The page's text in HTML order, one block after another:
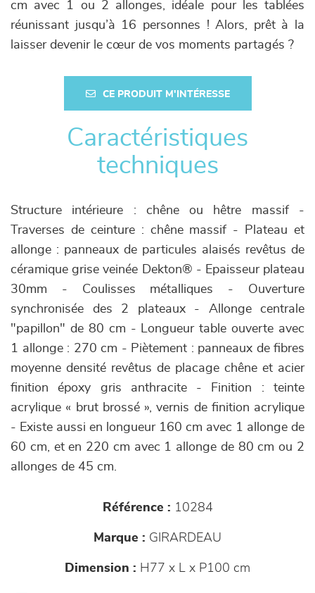
cm avec 1 ou 2 allonges, idéale pour les tablées
réunissant jusqu’à 16 personnes ! Alors, prêt à la
laisser devenir le cœur de vos moments partagés ?
CE PRODUIT M'INTÉRESSE
Caractéristiques
techniques
Structure intérieure : chêne ou hêtre massif -
Traverses de ceinture : chêne massif - Plateau et
allonge : panneaux de particules alaisés revêtus de
céramique grise veinée Dekton® - Epaisseur plateau
30mm - Coulisses métalliques - Ouverture
synchronisée des 2 plateaux - Allonge centrale
"papillon" de 80 cm - Longueur table ouverte avec
1 allonge : 270 cm - Piètement : panneaux de fibres
moyenne densité revêtus de placage chêne et acier
finition époxy gris anthracite - Finition : teinte
acrylique « brut brossé », vernis de finition acrylique
- Existe aussi en longueur 160 cm avec 1 allonge de
60 cm, et en 220 cm avec 1 allonge de 80 cm ou 2
allonges de 45 cm.
Référence : 10284
Marque : GIRARDEAU
Dimension : H77 x L x P100 cm